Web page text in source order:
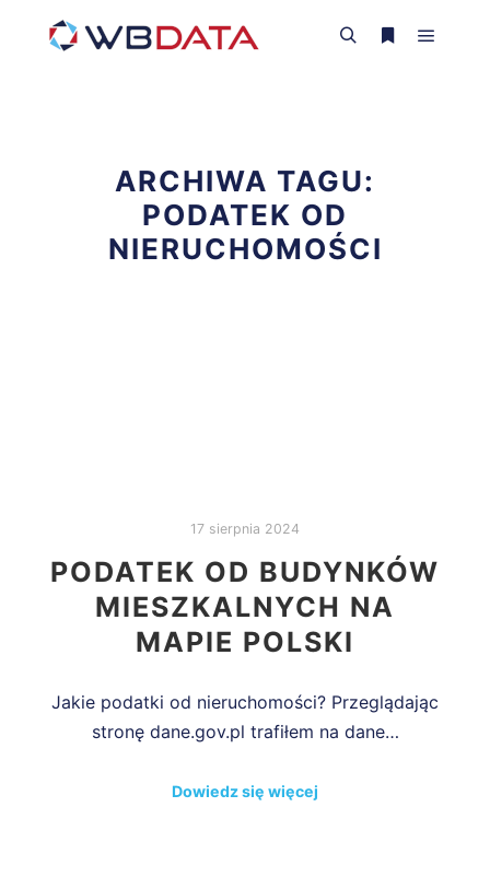
ARCHIWA TAGU:
PODATEK OD
NIERUCHOMOŚCI
17 sierpnia 2024
PODATEK OD BUDYNKÓW
MIESZKALNYCH NA
MAPIE POLSKI
Jakie podatki od nieruchomości? Przeglądając
stronę dane.gov.pl trafiłem na dane…
Dowiedz się więcej